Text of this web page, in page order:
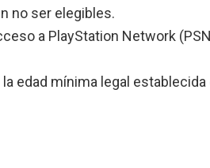
no ser elegibles.
a PlayStation Network
edad mínima legal establecida